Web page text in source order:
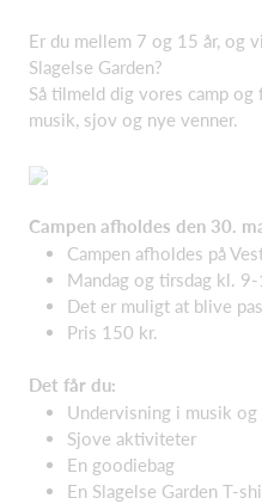
Er du mellem 7 og 15 år, og
Slagelse Garden?
Så tilmeld dig vores camp
musik, sjov og nye venner.
Campen afholdes den 30.
Campen afholdes på
Mandag og tirsdag kl.
Det er muligt at blive
Pris 150 kr.
Det får du:
Undervisning i musik og
Sjove aktiviteter
En goodiebag
En Slagelse Garden T-